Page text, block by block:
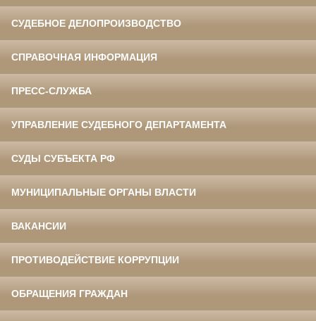
СУДЕБНОЕ ДЕЛОПРОИЗВОДСТВО
СПРАВОЧНАЯ ИНФОРМАЦИЯ
ПРЕСС-СЛУЖБА
УПРАВЛЕНИЕ СУДЕБНОГО ДЕПАРТАМЕНТА
СУДЫ СУБЪЕКТА РФ
МУНИЦИПАЛЬНЫЕ ОРГАНЫ ВЛАСТИ
ВАКАНСИИ
ПРОТИВОДЕЙСТВИЕ КОРРУПЦИИ
ОБРАЩЕНИЯ ГРАЖДАН